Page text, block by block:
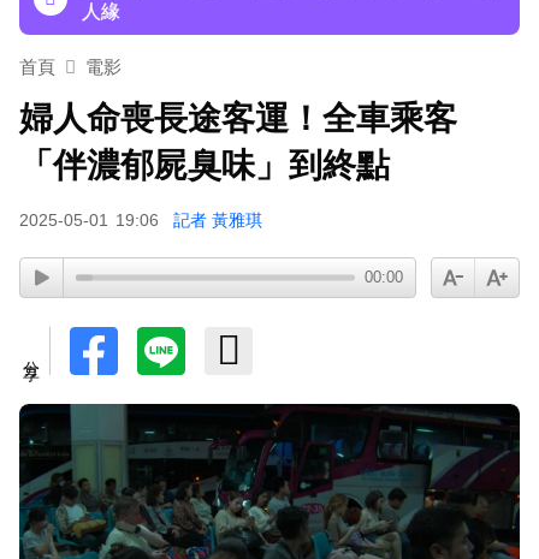
人緣
首爾公園音樂節來台！SUPER JUNIOR-K.R.Y.成
TWICE定延不續約！手寫信宣布離開JYP 簽新東
家成邊佑錫師妹
養」 親上火線揭真相
泰男團Dragon 5男星爆死訊！騎單車離家失聯 陳
屍河中驚見「20公斤重物」
下載東森App，隨時掌握天下大小事！
《背著善宰跑》女星才公開婚訊！再曝好消息 甜
喊：當媽媽
首頁 電影
婦人命喪長途客運！全車乘客
「伴濃郁屍臭味」到終點
2025-05-01 19:06 記者 黃雅琪
00:00